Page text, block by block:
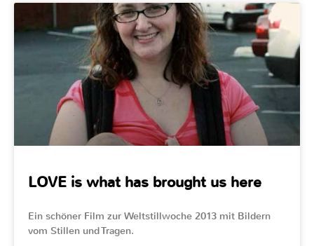
LOVE is what has brought us here
Ein schöner Film zur Weltstillwoche 2013 mit Bildern
vom Stillen und Tragen.